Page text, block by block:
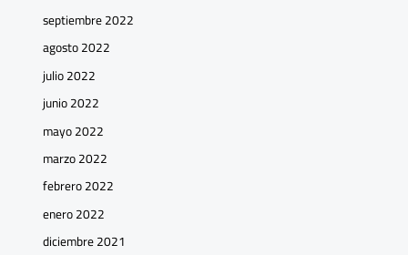
septiembre 2022
agosto 2022
julio 2022
junio 2022
mayo 2022
marzo 2022
febrero 2022
enero 2022
diciembre 2021